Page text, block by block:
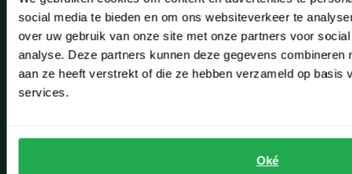
social media te bieden en om ons websiteverkeer te
over uw gebruik van onze site met onze partners voor
analyse. Deze partners kunnen deze gegevens combineren
aan ze heeft verstrekt of die ze hebben verzameld op basis
services.
Oké
Lisse
Noordwijk
Oegstgeest